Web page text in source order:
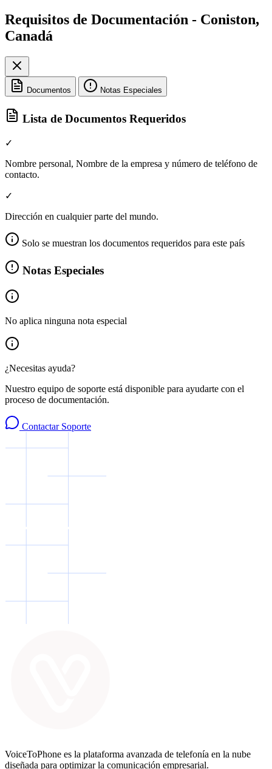
Requisitos de Documentación - Coniston,
Canadá
Documentos Notas Especiales
Lista de Documentos Requeridos
✓
Nombre personal, Nombre de la empresa y número de teléfono de
contacto.
✓
Dirección en cualquier parte del mundo.
Solo se muestran los documentos requeridos para este país
Notas Especiales
No aplica ninguna nota especial
¿Necesitas ayuda?
Nuestro equipo de soporte está disponible para ayudarte con el
proceso de documentación.
Contactar Soporte
VoiceToPhone es la plataforma avanzada de telefonía en la nube
diseñada para optimizar la comunicación empresarial.